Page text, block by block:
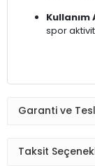
Kullanım
spor
Garanti ve
Taksit